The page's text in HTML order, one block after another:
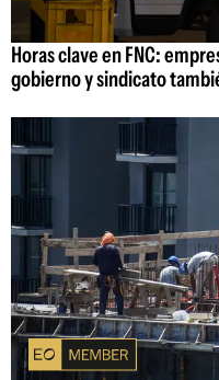
Horas clave en FNC:
gobierno y sindicato